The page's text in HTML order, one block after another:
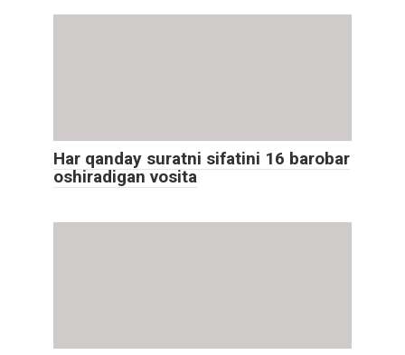
Har qanday suratni sifatini 16 barobar
oshiradigan vosita